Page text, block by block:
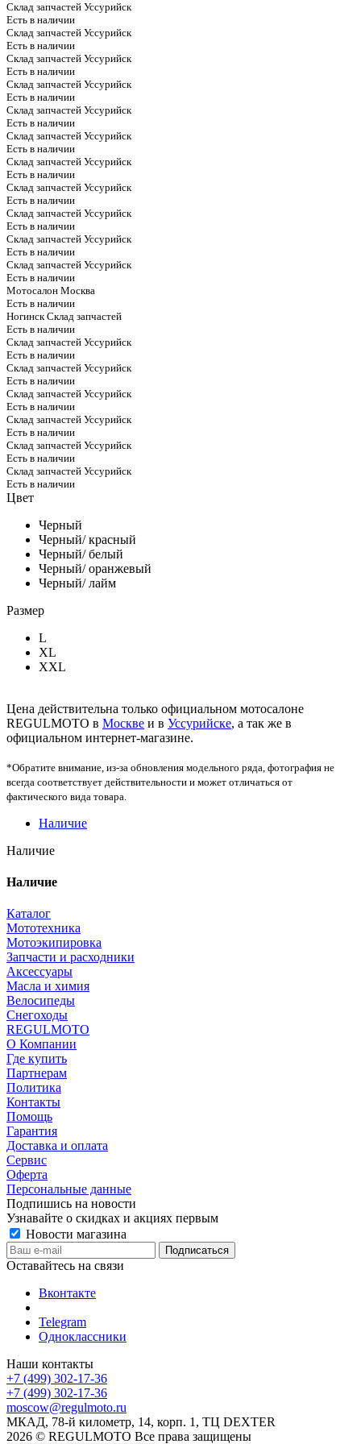
Склад запчастей Уссурийск
Есть в наличии
Склад запчастей Уссурийск
Есть в наличии
Склад запчастей Уссурийск
Есть в наличии
Склад запчастей Уссурийск
Есть в наличии
Склад запчастей Уссурийск
Есть в наличии
Склад запчастей Уссурийск
Есть в наличии
Склад запчастей Уссурийск
Есть в наличии
Склад запчастей Уссурийск
Есть в наличии
Склад запчастей Уссурийск
Есть в наличии
Склад запчастей Уссурийск
Есть в наличии
Склад запчастей Уссурийск
Есть в наличии
Мотосалон Москва
Есть в наличии
Ногинск Склад запчастей
Есть в наличии
Склад запчастей Уссурийск
Есть в наличии
Склад запчастей Уссурийск
Есть в наличии
Склад запчастей Уссурийск
Есть в наличии
Склад запчастей Уссурийск
Есть в наличии
Склад запчастей Уссурийск
Есть в наличии
Склад запчастей Уссурийск
Есть в наличии
Цвет
Черный
Черный/ красный
Черный/ белый
Черный/ оранжевый
Черный/ лайм
Размер
L
XL
XXL
Цена действительна только официальном мотосалоне
REGULMOTO в Москве и в Уссурийске, а так же в
официальном интернет-магазине.
*Обратите внимание, из-за обновления модельного ряда, фотография не
всегда соответствует действительности и может отличаться от
фактического вида товара.
Наличие
Наличие
Наличие
Каталог
Мототехника
Мотоэкипировка
Запчасти и расходники
Аксессуары
Масла и химия
Велосипеды
Снегоходы
REGULMOTO
О Компании
Где купить
Партнерам
Политика
Контакты
Помощь
Гарантия
Доставка и оплата
Сервис
Оферта
Персональные данные
Подпишись на новости
Узнавайте о скидках и акциях первым
Новости магазина
Оставайтесь на связи
Вконтакте
Telegram
Одноклассники
Наши контакты
+7 (499) 302-17-36
+7 (499) 302-17-36
moscow@regulmoto.ru
МКАД, 78-й километр, 14, корп. 1, ТЦ DEXTER
2026 © REGULMOTO Все права защищены